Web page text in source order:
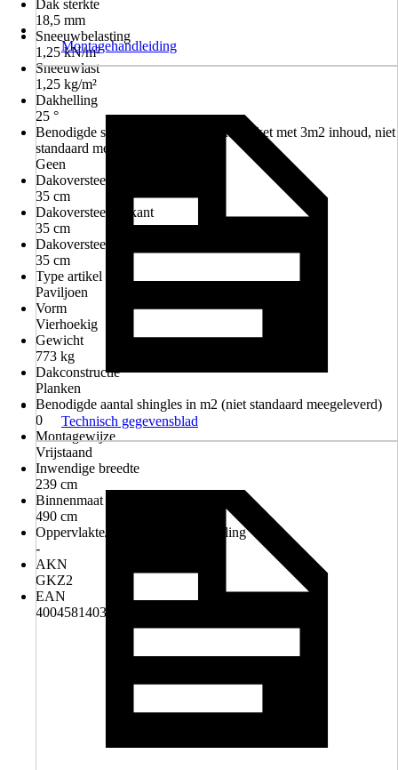
Dak sterkte
18,5 mm
Sneeuwbelasting
1,25 kN/m²
Sneeuwlast
1,25 kg/m²
Dakhelling
25 °
Benodigde shingles (uitgaande van pakket met 3m2 inhoud, niet
standaard meegeleverd)
Geen
Dakoversteek voor
35 cm
Dakoversteek zijkant
35 cm
Dakoversteek achter
35 cm
Type artikel
Paviljoen
Vorm
Vierhoekig
Gewicht
773 kg
Dakconstructie
Planken
Benodigde aantal shingles in m2 (niet standaard meegeleverd)
0
Montagewijze
Vrijstaand
Inwendige breedte
239 cm
Binnenmaat diepte
490 cm
Oppervlakte/Oppervlaktebehandeling
-
AKN
GKZ2
EAN
4004581403836
Montagehandleiding
Technisch gegevensblad